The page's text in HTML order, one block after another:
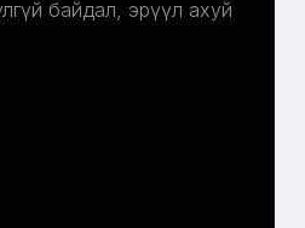
байдал, эрүүл ахуй